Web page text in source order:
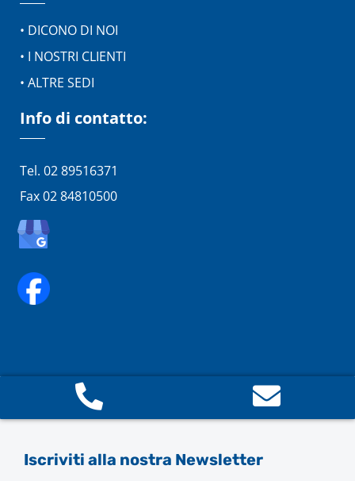
• DICONO DI NOI
• I NOSTRI CLIENTI
• ALTRE SEDI
Info di contatto:
Tel. 02 89516371
Fax 02 84810500
Iscriviti alla nostra Newsletter